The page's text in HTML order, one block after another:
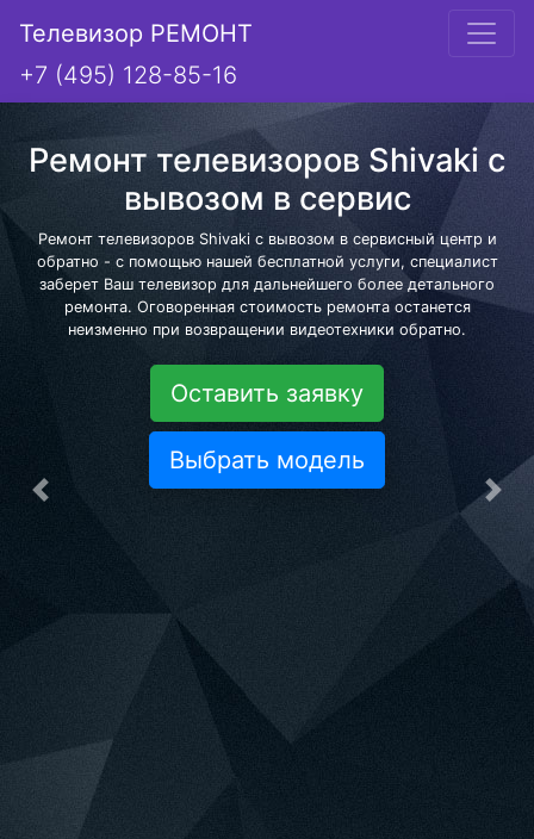
Телевизор РЕМОНТ
+7 (495) 128-85-16
Ремонт телевизоров Shivaki с
вывозом в сервис
Ремонт телевизоров Shivaki с вывозом в сервисный центр и
обратно - с помощью нашей бесплатной услуги, специалист
заберет Ваш телевизор для дальнейшего более детального
ремонта. Оговоренная стоимость ремонта останется
неизменно при возвращении видеотехники обратно.
Оставить заявку
Выбрать модель
Предыдущая